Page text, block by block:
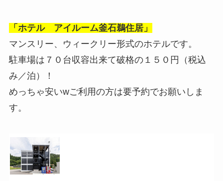
「ホテル アイルーム釜石鵜住居」
マンスリー、ウィークリー形式のホテルです。
駐車場は７０台収容出来て破格の１５０円（税込
み／泊）！
めっちゃ安いwご利用の方は要予約でお願いしま
す。